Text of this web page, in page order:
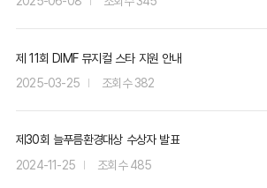
제 11회 DIMF 뮤지컬 스타 지원 안내
2025-03-25
382
제30회 늘푸름환경대상 수상자 발표
2024-11-25
485